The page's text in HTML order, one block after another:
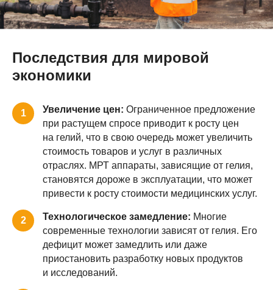
Последствия для мировой
экономики
1 Увеличение цен: Ограниченное предложение
при растущем спросе приводит к росту цен
на гелий, что в свою очередь может увеличить
стоимость товаров и услуг в различных
отраслях. МРТ аппараты, зависящие от гелия,
становятся дороже в эксплуатации, что может
привести к росту стоимости медицинских услуг.
2 Технологическое замедление: Многие
современные технологии зависят от гелия. Его
дефицит может замедлить или даже
приостановить разработку новых продуктов
и исследований.